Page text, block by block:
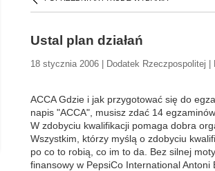
Ustal plan działań
18 stycznia 2006 | Dodatek Rzeczpospolitej |
ACCA Gdzie i jak przygotować się do
napis "ACCA", musisz zdać 14
W zdobyciu kwalifikacji pomaga dobra
Wszystkim, którzy myślą o zdobyciu
po co to robią, co im to da. Bez silnej
finansowy w PepsiCo International Antoni